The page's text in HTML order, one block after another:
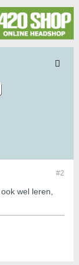
#2
wel leren,